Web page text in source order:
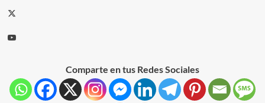
Comparte en tus Redes Sociales